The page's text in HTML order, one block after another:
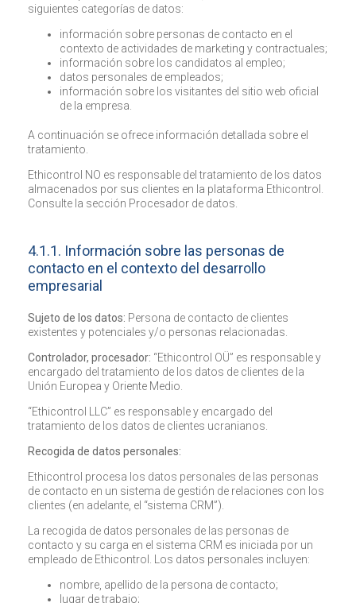
siguientes categorías de datos:
información sobre personas de contacto en el
contexto de actividades de marketing y contractuales;
información sobre los candidatos al empleo;
datos personales de empleados;
información sobre los visitantes del sitio web oficial
de la empresa.
A continuación se ofrece información detallada sobre el
tratamiento.
Ethicontrol NO es responsable del tratamiento de los datos
almacenados por sus clientes en la plataforma Ethicontrol.
Consulte la sección Procesador de datos.
4.1.1. Información sobre las personas de
contacto en el contexto del desarrollo
empresarial
Sujeto de los datos: Persona de contacto de clientes
existentes y potenciales y/o personas relacionadas.
Controlador, procesador: “Ethicontrol OÜ” es responsable y
encargado del tratamiento de los datos de clientes de la
Unión Europea y Oriente Medio.
“Ethicontrol LLC” es responsable y encargado del
tratamiento de los datos de clientes ucranianos.
Recogida de datos personales:
Ethicontrol procesa los datos personales de las personas
de contacto en un sistema de gestión de relaciones con los
clientes (en adelante, el “sistema CRM”).
La recogida de datos personales de las personas de
contacto y su carga en el sistema CRM es iniciada por un
empleado de Ethicontrol. Los datos personales incluyen:
nombre, apellido de la persona de contacto;
lugar de trabajo;